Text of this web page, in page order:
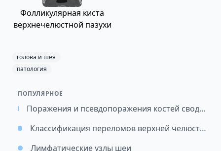
Фолликулярная киста
верхнечелюстной пазухи
голова и шея
патология
ПОПУЛЯРНОЕ
Поражения и псевдопоражения костей свода черепа: Дифференциальная диагностика и иллюстрированный обзор патологических состояний, проявляющихся фокальными поражениями свода черепа.
Классификация переломов верхней челюсти Ле-Фор
Лимфатические узлы шеи